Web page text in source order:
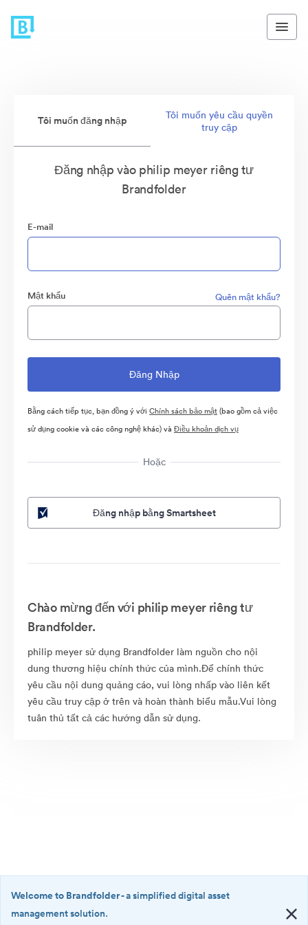
Tôi muốn đăng nhập
Tôi muốn yêu cầu quyền
truy cập
Đăng nhập vào philip meyer riêng tư
Brandfolder
E-mail
Mật khẩu Quên mật khẩu?
Bằng cách tiếp tục, bạn đồng ý với Chính sách bảo mật(bao gồm cả việc
sử dụng cookie và các công nghệ khác) và Điều khoản dịch vụ
Hoặc
Đăng nhập bằng Smartsheet
Chào mừng đến với philip meyer riêng tư
Brandfolder.
philip meyer sử dụng Brandfolder làm nguồn cho nội
dung thương hiệu chính thức của mình.Để chính thức
yêu cầu nội dung quảng cáo, vui lòng nhấp vào liên kết
yêu cầu truy cập ở trên và hoàn thành biểu mẫu.Vui lòng
tuân thủ tất cả các hướng dẫn sử dụng.
Welcome to Brandfolder- a simplified digital asset
management solution.